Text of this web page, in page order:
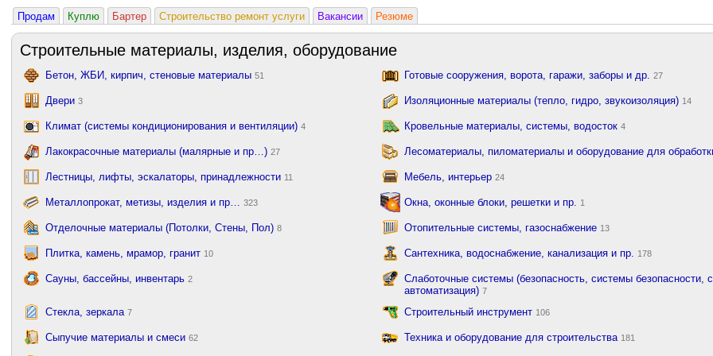
Продам Куплю Бартер Строительство ремонт услуги Вакансии Резюме
Строительные материалы, изделия, оборудование
Бетон, ЖБИ, кирпич, стеновые материалы 51 Готовые сооружения, ворота, гаражи, заборы и др. 27
Двери 3 Изоляционные материалы (тепло, гидро, звукоизоляция) 14
Климат (системы кондиционирования и вентиляции) 4 Кровельные материалы, системы, водосток 4
Лакокрасочные материалы (малярные и пр…) 27 Лесоматериалы, пиломатериалы и оборудование для
Лестницы, лифты, эскалаторы, принадлежности 11 Мебель, интерьер 24
Металлопрокат, метизы, изделия и пр… 323 Окна, оконные блоки, решетки и пр. 1
Отделочные материалы (Потолки, Стены, Пол) 8 Отопительные системы, газоснабжение 13
Плитка, камень, мрамор, гранит 10 Сантехника, водоснабжение, канализация и пр. 178
Сауны, бассейны, инвентарь 2
Слаботочные системы (безопасность, системы безопасности,
автоматизация) 7
Стекла, зеркала 7 Строительный инструмент 106
Сыпучие материалы и смеси 62 Техника и оборудование для строительства 181